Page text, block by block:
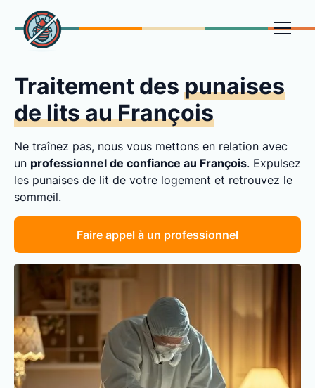
Traitement des punaises
de lits au François
Ne traînez pas, nous vous mettons en relation avec
un professionnel de confiance au François. Expulsez
les punaises de lit de votre logement et retrouvez le
sommeil.
Faire appel à un professionnel